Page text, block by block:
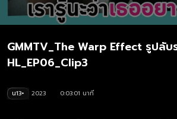
GMMTV_The Warp Effect รูปลับ
HL_EP06_Clip3
น13+ 2023
0:03:01 นาที